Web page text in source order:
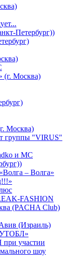
Петербург))
(г. Москва)
Москва)
группы "VIRUS"
и MC
– Волга»
FASHION
(PACHA Club)
(Израиль)
участии
шоу